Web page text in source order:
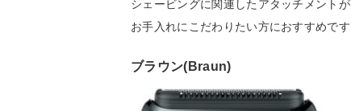
シェービングに関連したアタッチメント
お手入れにこだわりたい方におすすめです
ブラウン(Braun)